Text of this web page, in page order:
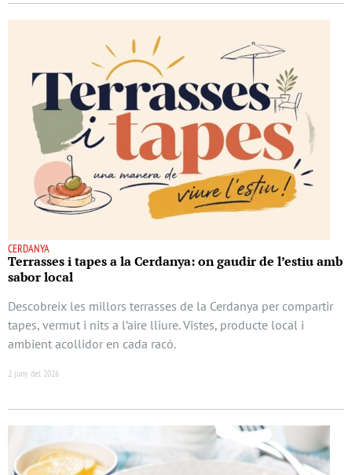
CERDANYA
Terrasses i tapes a la Cerdanya: on gaudir de l’estiu amb
sabor local
Descobreix les millors terrasses de la Cerdanya per compartir
tapes, vermut i nits a l’aire lliure. Vistes, producte local i
ambient acollidor en cada racó.
2 juny del 2026